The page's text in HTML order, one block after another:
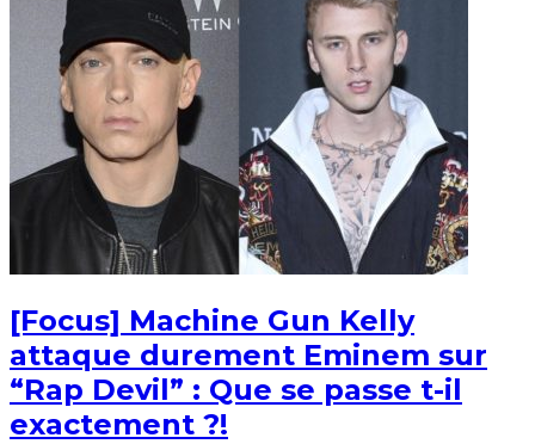
[Focus] Machine Gun Kelly
attaque durement Eminem sur
“Rap Devil” : Que se passe t-il
exactement ?!